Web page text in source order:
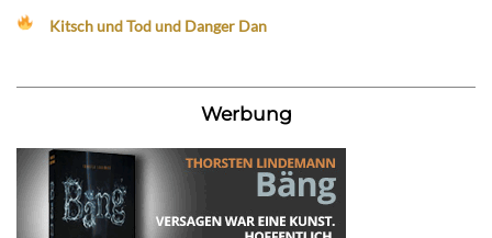
Kitsch und Tod und Danger Dan
Werbung